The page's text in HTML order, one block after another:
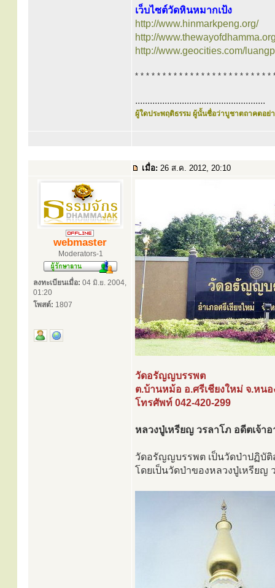
เว็บไซต์วัดหินหมากเป้ง
http://www.hinmarkpeng.org/
http://
http://www.geocities.com/
* * * * * * * * * * * * * * * * * * * * * * * * *
.....................................................
ผู้ใดประพฤติธรรม ผู้นั้นชื่อว่าบูชาตถาคตอย่า
เมื่อ: 26 ส.ค. 2012, 20:10
webmaster
Moderators-1
ลงทะเบียนเมื่อ: 04 มิ.ย. 2004,
01:20
โพสต์: 1807
วัดอรัญญบรรพต
ต.บ้านหม้อ อ.ศรีเชียงใหม่ จ.หนอ
โทรศัพท์ 042-420-299
หลวงปู่เหรียญ วรลาโภ อดีตเจ้าอ
วัดอรัญญบรรพต เป็นวัดป่าปฏิบั
โดยเป็นวัดป่าของหลวงปู่เหรีย